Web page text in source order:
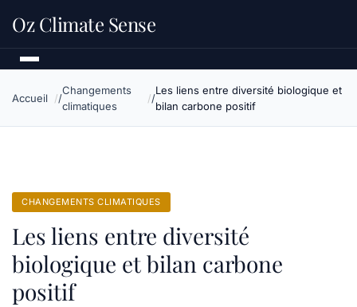
Oz Climate Sense
Accueil
Changements
climatiques
Les liens entre diversité biologique et
bilan carbone positif
CHANGEMENTS CLIMATIQUES
Les liens entre diversité
biologique et bilan carbone
positif